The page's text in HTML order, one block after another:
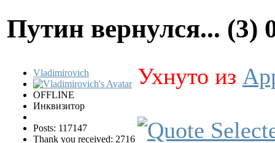
Путин вернулся... (3)
Vladimirovich
OFFLINE
Инквизитор
Posts: 117147
Thank you received: 2716
Ухнуто из